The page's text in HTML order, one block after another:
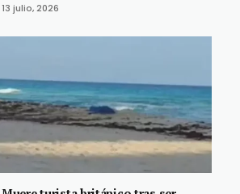
13 julio, 2026